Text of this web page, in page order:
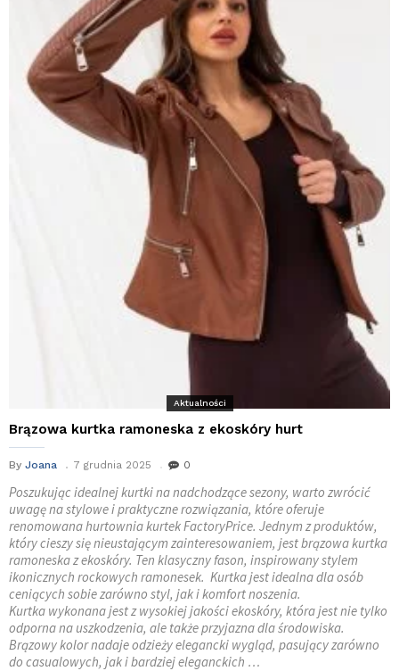
Aktualności
Brązowa kurtka ramoneska z ekoskóry hurt
By Joana 7 grudnia 2025 0
Poszukując idealnej kurtki na nadchodzące sezony, warto zwrócić
uwagę na stylowe i praktyczne rozwiązania, które oferuje
renomowana hurtownia kurtek FactoryPrice. Jednym z produktów,
który cieszy się nieustającym zainteresowaniem, jest brązowa kurtka
ramoneska z ekoskóry. Ten klasyczny fason, inspirowany stylem
ikonicznych rockowych ramonesek. Kurtka jest idealna dla osób
ceniących sobie zarówno styl, jak i komfort noszenia.
Kurtka wykonana jest z wysokiej jakości ekoskóry, która jest nie tylko
odporna na uszkodzenia, ale także przyjazna dla środowiska.
Brązowy kolor nadaje odzieży elegancki wygląd, pasujący zarówno
do casualowych, jak i bardziej eleganckich …